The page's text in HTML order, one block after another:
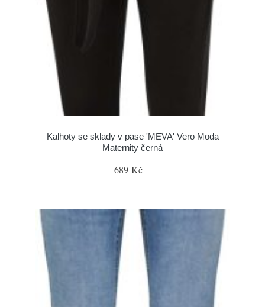
Kalhoty se sklady v pase 'MEVA' Vero Moda
Maternity černá
689 Kč